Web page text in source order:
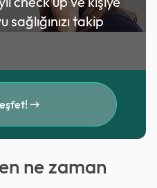
takip
ne zaman